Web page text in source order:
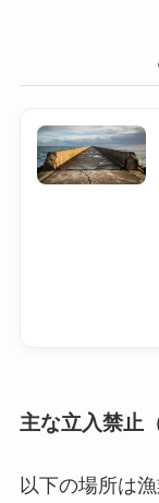
主な立入禁止
以下の場所は